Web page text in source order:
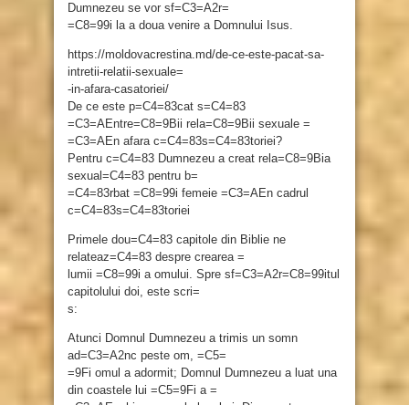
Dumnezeu se vor sf=C3=A2r=
=C8=99i la a doua venire a Domnului Isus.
https://moldovacrestina.md/de-ce-este-pacat-sa-
intretii-relatii-sexuale=
-in-afara-casatoriei/
De ce este p=C4=83cat s=C4=83
=C3=AEntre=C8=9Bii rela=C8=9Bii sexuale =
=C3=AEn afara c=C4=83s=C4=83toriei?
Pentru c=C4=83 Dumnezeu a creat rela=C8=9Bia
sexual=C4=83 pentru b=
=C4=83rbat =C8=99i femeie =C3=AEn cadrul
c=C4=83s=C4=83toriei
Primele dou=C4=83 capitole din Biblie ne
relateaz=C4=83 despre crearea =
lumii =C8=99i a omului. Spre sf=C3=A2r=C8=99itul
capitolului doi, este scri=
s:
Atunci Domnul Dumnezeu a trimis un somn
ad=C3=A2nc peste om, =C5=
=9Fi omul a adormit; Domnul Dumnezeu a luat una
din coastele lui =C5=9Fi a =